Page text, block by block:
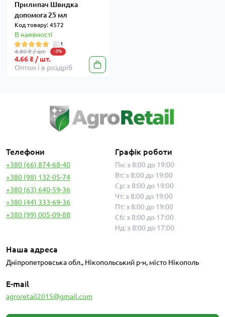
Прилипач Швидка
допомога 25 мл
Код товару: 4572
В наявності
1
4.80 ₴ / шт. -3%
4.66 ₴ / шт.
Оптом і в роздріб
Телефони
+380 (66) 874-68-40
+380 (98) 132-05-74
+380 (63) 640-59-36
+380 (44) 333-69-36
+380 (99) 005-09-88
Графік роботи
Пн: з 8:00 до 19:00
Вт: з 8:00 до 19:00
Ср: з 8:00 до 19:00
Чт: з 8:00 до 19:00
Пт: з 8:00 до 19:00
Сб: з 8:00 до 17:00
Нд: з 8:00 до 17:00
Наша адреса
Дніпропетровська обл., Нікопольський р-н, місто Нікополь
E-mail
agroretail2015@gmail.com